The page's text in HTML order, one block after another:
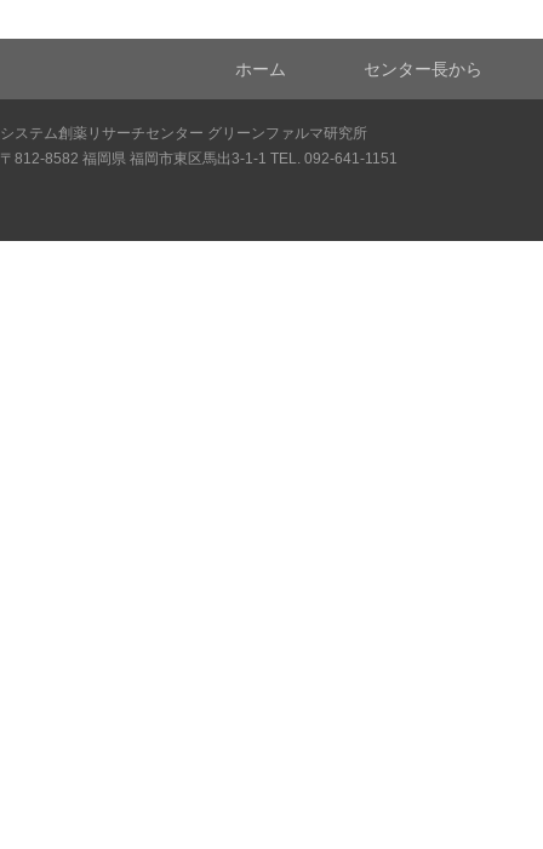
ホーム センター長から
システム創薬リサーチセンター グリーンファルマ研究所
〒812-8582 福岡県 福岡市東区馬出3-1-1 TEL. 092-641-1151